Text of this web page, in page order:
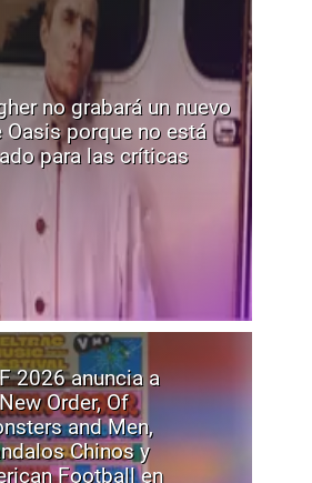
no grabará un nuevo
Oasis porque no está
para las críticas
2026 anuncia a
Order, Of
and Men,
Chinos y
Football en